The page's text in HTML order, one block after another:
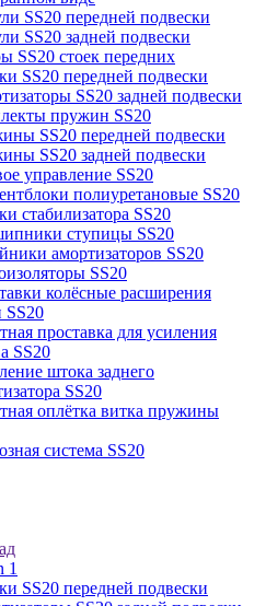
SS20 передней подвески
SS20 задней подвески
SS20 стоек передних
SS20 передней подвески
SS20 задней подвески
пружин SS20
SS20 передней подвески
SS20 задней подвески
управление SS20
полиуретановые SS20
стабилизатора SS20
ступицы SS20
амортизаторов SS20
SS20
колёсные расширения
SS20
проставка для усиления
SS20
штока заднего
SS20
оплётка витка пружины
система SS20
1
SS20 передней подвески